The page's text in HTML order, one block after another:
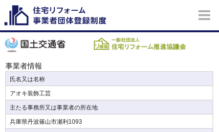
事業者情報
氏名又は名称
アオキ装飾工芸
主たる事務所又は事業者の所在地
兵庫県丹波篠山市瀬利1093